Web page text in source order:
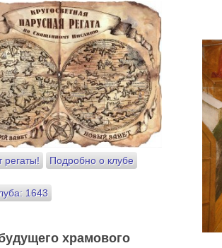
регаты! Подробно о клубе
1643
храмового